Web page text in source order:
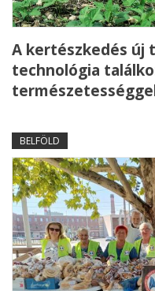
A kertészkedés új
technológia
BELFÖLD